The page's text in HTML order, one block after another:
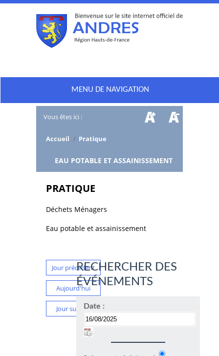
MENU DE NAVIGATION
Vous êtes ici :
Accueil / Pratique
EAU POTABLE ET ASSAINISSEMENT
PRATIQUE
Déchets Ménagers
Eau potable et assainissement
Jour précédent
Aujourd'hui
Jour suivant
RECHERCHER DES
ÉVÉNEMENTS
Date :